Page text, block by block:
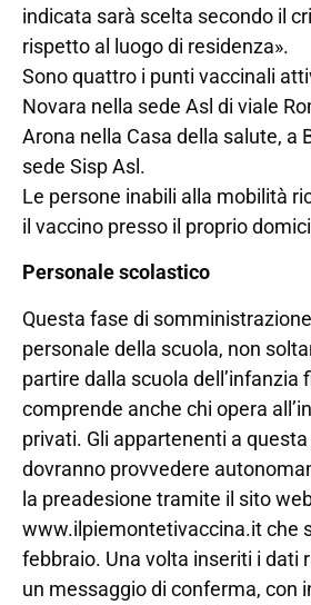
indicata sarà scelta secondo il
rispetto al luogo di residenza».
Sono quattro i punti vaccinali
Novara nella sede Asl di viale
Arona nella Casa della salute, a
sede Sisp Asl.
Le persone inabili alla mobilità
il vaccino presso il proprio
Personale scolastico
Questa fase di
personale della scuola, non
partire dalla scuola dell’infanzia
comprende anche chi opera
privati. Gli appartenenti a
dovranno provvedere
la preadesione tramite il sito
www.ilpiemontetivaccina.it che
febbraio. Una volta inseriti i dati
un messaggio di conferma, con